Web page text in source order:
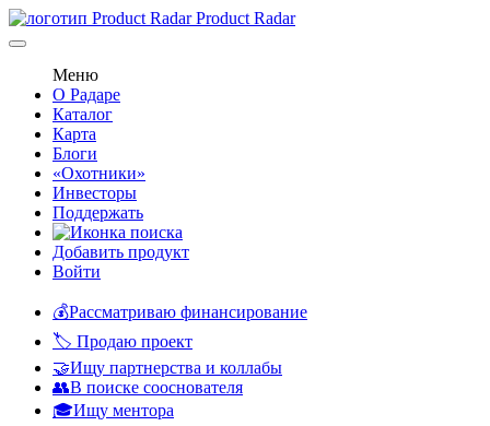
Product Radar
Меню
О Радаре
Каталог
Карта
Блоги
«Охотники»
Инвесторы
Поддержать
Добавить продукт
Войти
💰Рассматриваю финансирование
🏷️ Продаю проект
🤝Ищу партнерства и коллабы
👥В поиске сооснователя
🎓Ищу ментора